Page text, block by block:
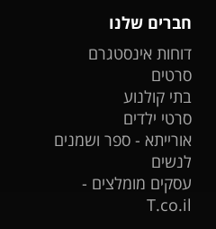
חברים שלנו
דוחות אינסטגרם
סרטים
בתי קולנוע
סרטי ילדים
אורייתא - ספר ושמנים
לנשים
עסקים מומלצים -
T.co.il